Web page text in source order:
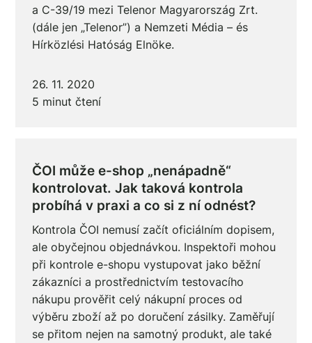
a C-39/19 mezi Telenor Magyarország Zrt.
(dále jen „Telenor”) a Nemzeti Média – és
Hírközlési Hatóság Elnöke.
26. 11. 2020
5 minut čtení
ČOI může e-shop „nenápadně“
kontrolovat. Jak taková kontrola
probíhá v praxi a co si z ní odnést?
Kontrola ČOI nemusí začít oficiálním dopisem,
ale obyčejnou objednávkou. Inspektoři mohou
při kontrole e-shopu vystupovat jako běžní
zákazníci a prostřednictvím testovacího
nákupu prověřit celý nákupní proces od
výběru zboží až po doručení zásilky. Zaměřují
se přitom nejen na samotný produkt, ale také